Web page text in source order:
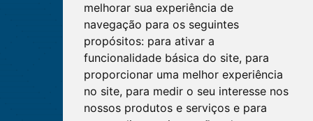
melhorar sua experiência de
navegação para os seguintes
propósitos: para ativar a
funcionalidade básica do site, para
proporcionar uma melhor experiência
no site, para medir o seu interesse nos
nossos produtos e serviços e para